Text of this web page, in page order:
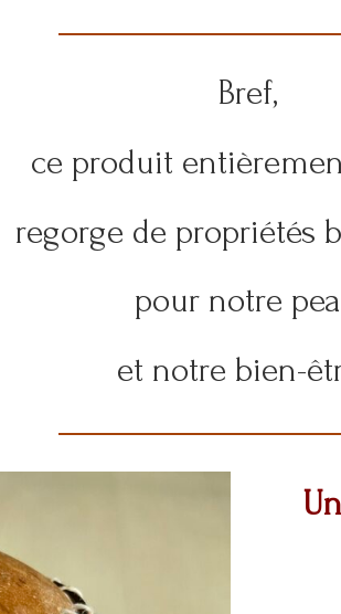
Bref,
ce produit
regorge de propriétés
pour notre
et notre bien-